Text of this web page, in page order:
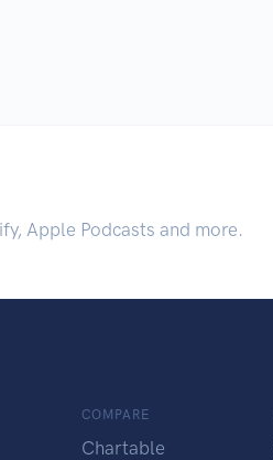
Apple Podcasts and more.
COMPARE
Chartable